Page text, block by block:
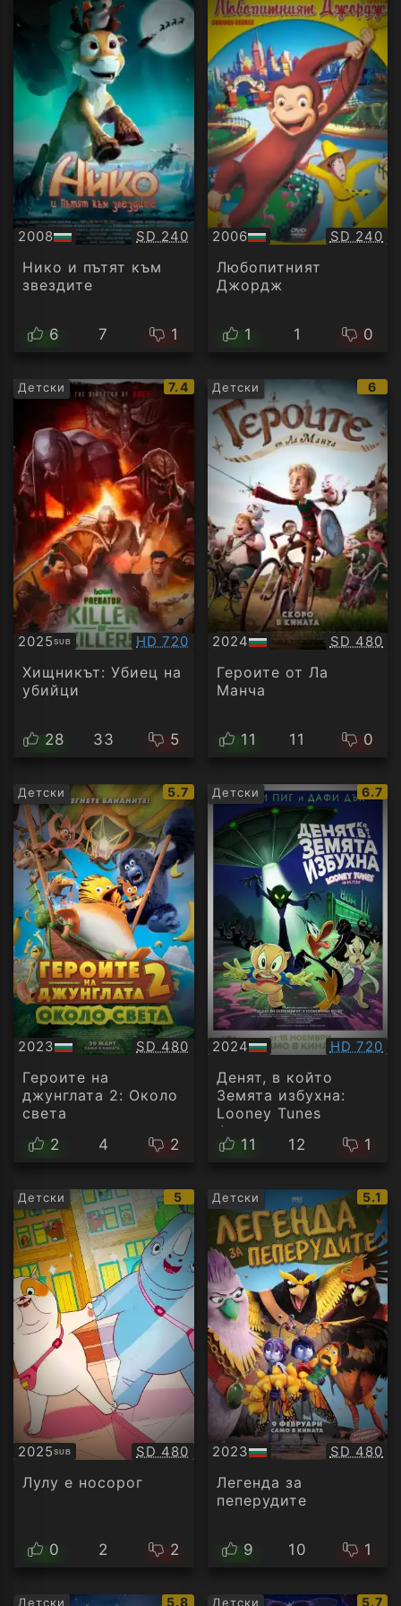
2008
БГ
аудио
Качество:
SD 240
Нико и пътят към
звездите
6 7 1
2006
БГ
аудио
SD 240
Любопитният
Джордж
1 1 0
Детски
IMDb
рейтинг:
7.4
2025SUB
Субтитри Качество:
HD 720
Хищникът: Убиец на
убийци
28 33 5
Детски 6
2024
БГ
аудио
SD 480
Героите от Ла
Манча
11 11 0
Детски
IMDb
рейтинг:
5.7
2023
БГ
аудио
Качество:
SD 480
Героите на
джунглата 2: Около
света
2
4 2
Детски
IMDb
6.7
2024
БГ
аудио
HD 720
Денят, в който
Земята избухна:
Looney Tunes
Филмът
11 12 1
Детски
IMDb
рейтинг:
5
2025SUB
Субтитри Качество:
SD 480
Лулу е носорог
0 2 2
Детски
IMDb
5.1
2023
БГ
аудио
SD 480
Легенда за
пеперудите
9 10 1
Детски IMDb
5.8 Детски IMDb
5.7